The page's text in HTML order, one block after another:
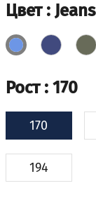
Цвет: Jeans
Рост: 170
170
194